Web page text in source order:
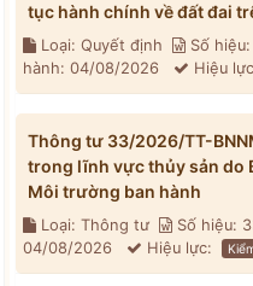
tục hành chính về đất đai
Loại: Quyết định Số
hành: 04/08/2026
Hiệu
Thông tư 33/2026/TT-
trong lĩnh vực thủy sản do
Môi trường ban hành
Loại: Thông tư Số hiệu:
04/08/2026
Hiệu lực: